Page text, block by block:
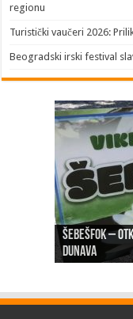
regionu
Turistički vaučeri 2026:
Beogradski irski festival
Šebešfok –
Dunava
Erdevik:
Pomerena
Sremskoj
Novi Sad:
26.